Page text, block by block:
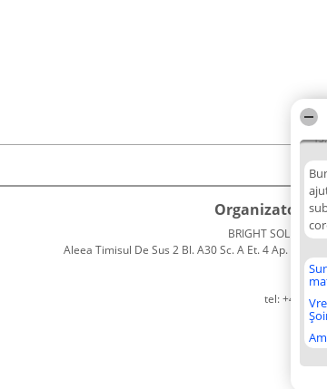
Organizator
BRIGHT
Aleea Timisul De Sus 2 Bl. A30 Sc. A Et. 4 Ap. 13 Cod
CUI
tel: +40 770